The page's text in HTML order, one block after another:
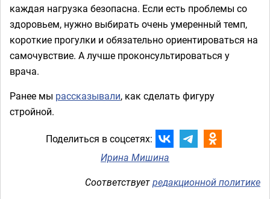
каждая нагрузка безопасна. Если есть проблемы со
здоровьем, нужно выбирать очень умеренный темп,
короткие прогулки и обязательно ориентироваться на
самочувствие. А лучше проконсультироваться у
врача.
Ранее мы рассказывали, как сделать фигуру
стройной.
Поделиться в соцсетях:
Ирина Мишина
Соответствуетредакционной политике